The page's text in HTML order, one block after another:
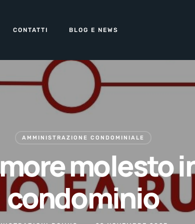
CONTATTI BLOG E NEWS
AMMINISTRAZIONE CONDOMINIALE
molesto
condominio